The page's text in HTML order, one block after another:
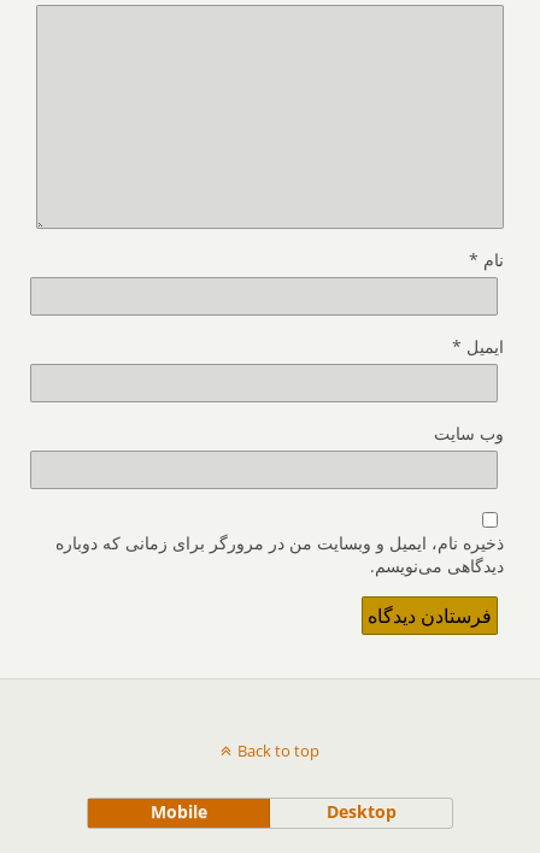
نام *
ایمیل *
وب‌ سایت
ذخیره نام، ایمیل و وبسایت من در مرورگر برای زمانی که دوباره
دیدگاهی می‌نویسم.
Back to top
Mobile Desktop